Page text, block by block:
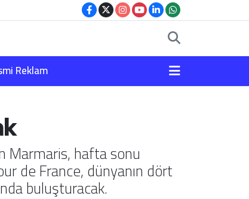
Reklam
Marmaris, hafta sonu
de France, dünyanın dört
buluşturacak.